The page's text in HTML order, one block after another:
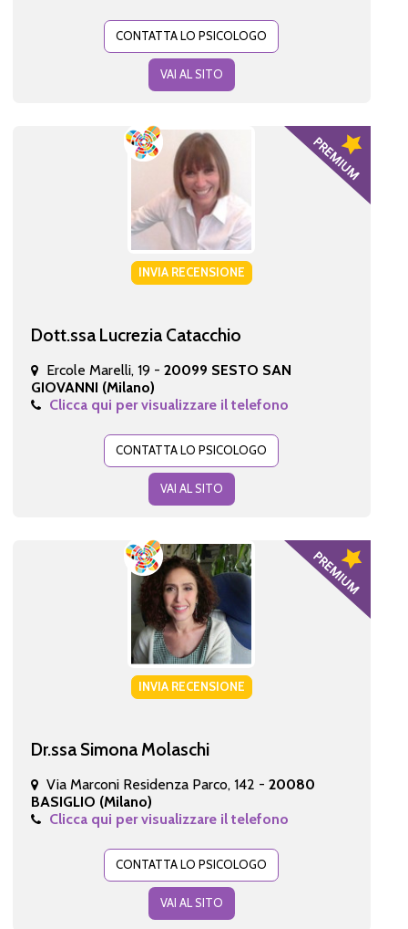
CONTATTA LO PSICOLOGO
VAI AL SITO
INVIA RECENSIONE
Dott.ssa Lucrezia Catacchio
Ercole Marelli, 19 - 20099 SESTO SAN
GIOVANNI (Milano)
Clicca qui per visualizzare il telefono
CONTATTA LO PSICOLOGO
VAI AL SITO
INVIA RECENSIONE
Dr.ssa Simona Molaschi
Via Marconi Residenza Parco, 142 - 20080
BASIGLIO (Milano)
Clicca qui per visualizzare il telefono
CONTATTA LO PSICOLOGO
VAI AL SITO